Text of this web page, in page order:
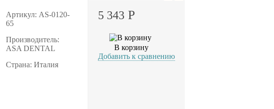
Артикул: AS-0120-
65
Производитель:
ASA DENTAL
Страна: Италия
5 343 Р
В корзину
Добавить к сравнению